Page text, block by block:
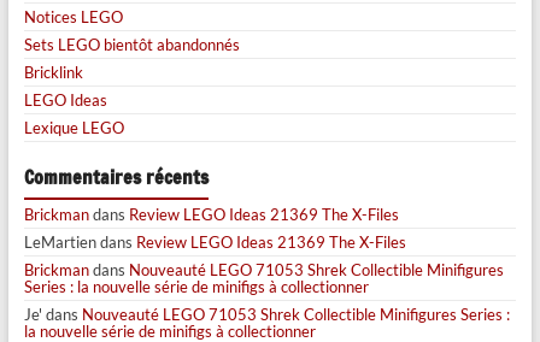
Notices LEGO
Sets LEGO bientôt abandonnés
Bricklink
LEGO Ideas
Lexique LEGO
Commentaires récents
Brickmandans Review LEGO Ideas 21369 The X-Files
LeMartiendans Review LEGO Ideas 21369 The X-Files
Brickmandans Nouveauté LEGO 71053 Shrek Collectible Minifigures
Series : la nouvelle série de minifigs à collectionner
Je' dans Nouveauté LEGO 71053 Shrek Collectible Minifigures Series :
la nouvelle série de minifigs à collectionner